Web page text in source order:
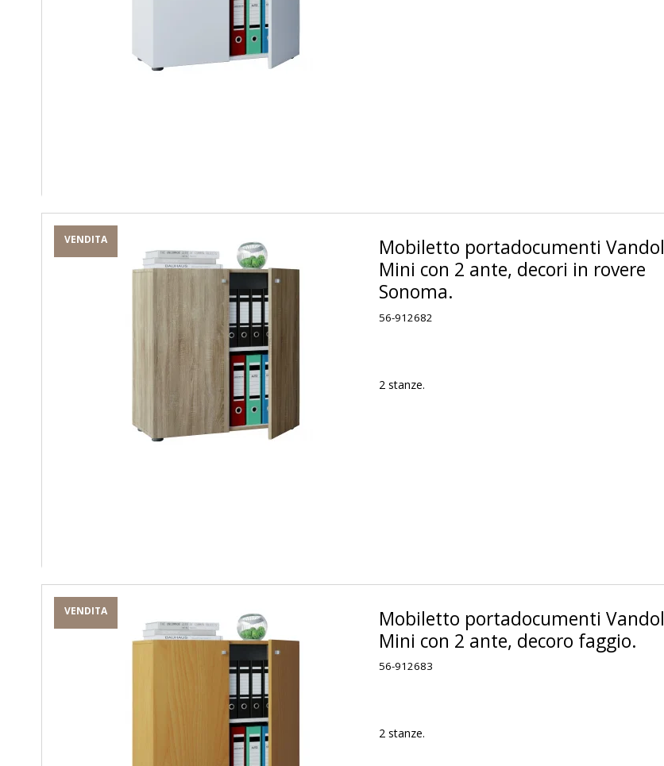
VENDITA
Mobiletto portadocumenti Vandol
Mini con 2 ante, decori in rovere
Sonoma.
56-912682
2 stanze.
VENDITA
Mobiletto portadocumenti Vandol
Mini con 2 ante, decoro faggio.
56-912683
2 stanze.